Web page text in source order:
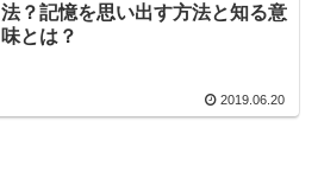
法？記憶を思い出す方法と知る意
味とは？
2019.06.20